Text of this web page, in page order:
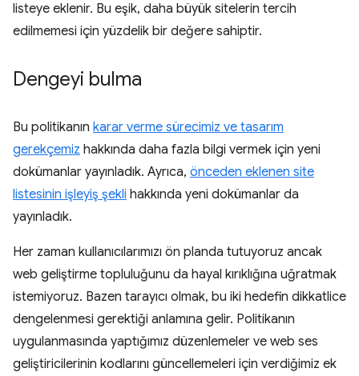
listeye eklenir. Bu eşik, daha büyük sitelerin tercih
edilmemesi için yüzdelik bir değere sahiptir.
Dengeyi bulma
Bu politikanın karar verme sürecimiz ve tasarım
gerekçemiz hakkında daha fazla bilgi vermek için yeni
dokümanlar yayınladık. Ayrıca, önceden eklenen site
listesinin işleyiş şekli hakkında yeni dokümanlar da
yayınladık.
Her zaman kullanıcılarımızı ön planda tutuyoruz ancak
web geliştirme topluluğunu da hayal kırıklığına uğratmak
istemiyoruz. Bazen tarayıcı olmak, bu iki hedefin dikkatlice
dengelenmesi gerektiği anlamına gelir. Politikanın
uygulanmasında yaptığımız düzenlemeler ve web ses
geliştiricilerinin kodlarını güncellemeleri için verdiğimiz ek